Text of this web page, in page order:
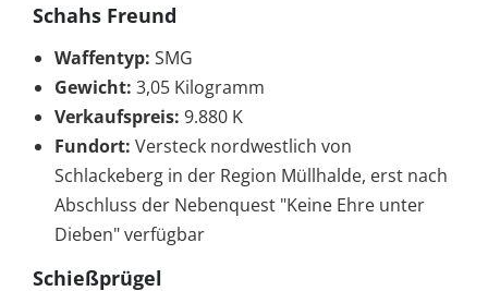
Schahs Freund
Waffentyp: SMG
Gewicht: 3,05 Kilogramm
Verkaufspreis: 9.880 K
Fundort: Versteck nordwestlich von
Schlackeberg in der Region Müllhalde, erst nach
Abschluss der Nebenquest "Keine Ehre unter
Dieben" verfügbar
Schießprügel